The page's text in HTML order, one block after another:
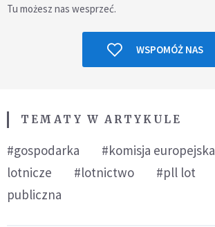
Tu możesz nas wesprzeć.
WSPOMÓŻ NAS
TEMATY W ARTYKULE
#gospodarka #komisja europejska
lotnicze
#lotnictwo #pll lot
publiczna